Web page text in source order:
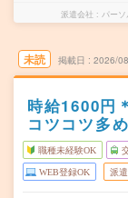
派遣会社 パー
未読 掲載日 2026/
時給1600円
コツコツ多
職種未経験OK
WEB登録OK 派遣